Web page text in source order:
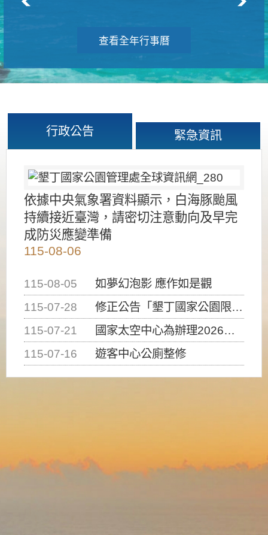
查看全年行事曆
行政公告 緊急資訊
依據中央氣象署資料顯示，白海豚颱風
持續接近臺灣，請密切注意動向及早完
成防災應變準備
115-08-06
115-08-05
如夢幻泡影 應作如是觀
115-07-28
修正公告「墾丁國家公園限制水域遊憩活動之種類、範圍、時間及行為」，自即日生效。
115-07-21
國家太空中心為辦理2026台灣盃火箭競賽，陸、海、空域警戒及協調相關事宜，因颱風備案事宜
115-07-16
遊客中心公廁整修